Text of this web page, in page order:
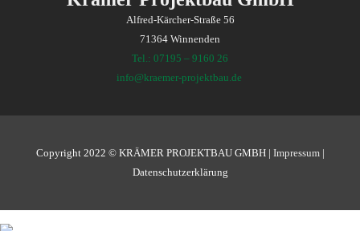
Alfred-Kärcher-Straße 56
71364 Winnenden
Tel.: 07195 – 9160 26
info@kraemer-projektbau.de
Copyright 2022 © KRÄMER PROJEKTBAU GMBH | Impressum|
Datenschutzerklärung